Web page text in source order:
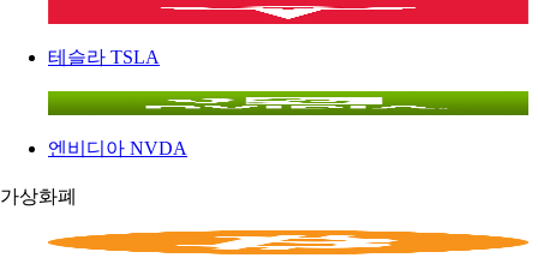
테슬라 TSLA
엔비디아 NVDA
가상화폐